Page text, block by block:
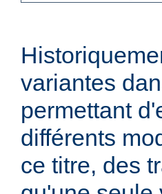
variantes
permettant
différents
ce titre, des